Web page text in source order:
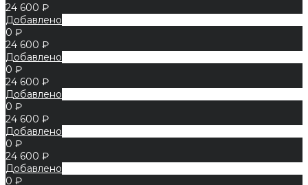
24 600 ₽
Добавлено
0 ₽
24 600 ₽
Добавлено
0 ₽
24 600 ₽
Добавлено
0 ₽
24 600 ₽
Добавлено
0 ₽
24 600 ₽
Добавлено
0 ₽